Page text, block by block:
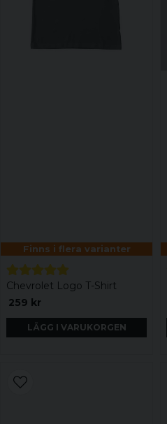
Finns i flera varianter
Chevrolet Logo T-Shirt
259 kr
LÄGG I VARUKORGEN